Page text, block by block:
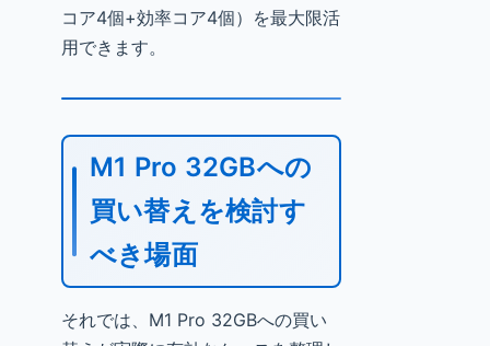
コア4個+効率コア4個）を最大限活
用できます。
M1 Pro 32GBへの
買い替えを検討す
べき場面
それでは、M1 Pro 32GBへの買い